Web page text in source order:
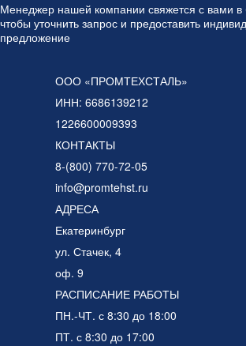
Менеджер нашей компании свяжется с вами
чтобы уточнить запрос и предоставить
предложение
ООО «ПРОМТЕХСТАЛЬ»
ИНН: 6686139212
1226600009393
КОНТАКТЫ
8-(800) 770-72-05
info@promtehst.ru
АДРЕСА
Екатеринбург
ул. Стачек, 4
оф. 9
РАСПИСАНИЕ РАБОТЫ
ПН.-ЧТ. с 8:30 до 18:00
ПТ. с 8:30 до 17:00